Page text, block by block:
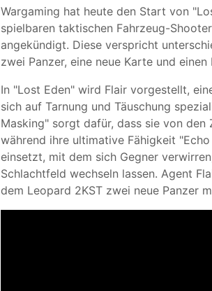
Wargaming hat heute den Start von
spielbaren taktischen Fahrzeug-
angekündigt. Diese verspricht
zwei Panzer, eine neue Karte und
In "Lost Eden" wird Flair vorgestellt,
sich auf Tarnung und Täuschung
Masking" sorgt dafür, dass sie von
während ihre ultimative Fähigkeit
einsetzt, mit dem sich Gegner
Schlachtfeld wechseln lassen. Agent
dem Leopard 2KST zwei neue Panzer